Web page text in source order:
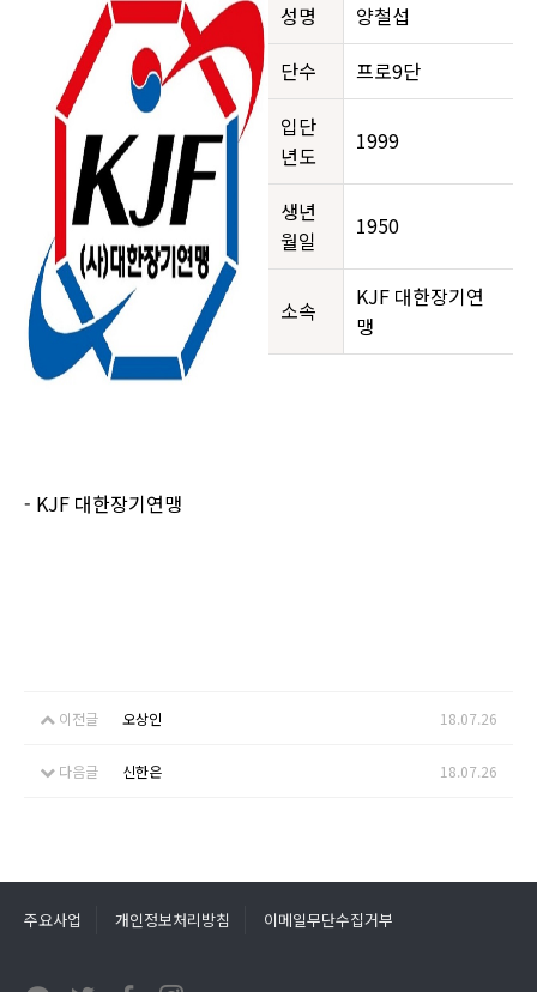
성명
양철섭
단수
프로9단
입단
년도
1999
생년
월일
1950
소속
KJF 대한장기연
맹
- KJF 대한장기연맹
이전글 오상인 18.07.26
다음글 신한은 18.07.26
주요사업 개인정보처리방침 이메일무단수집거부